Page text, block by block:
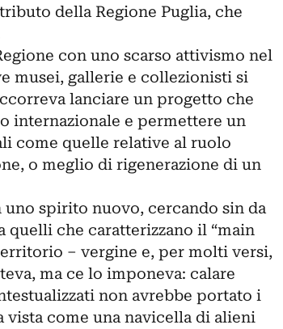
della Regione Puglia, che
con uno scarso attivismo nel
musei, gallerie e collezionisti si
lanciare un progetto che
internazionale e permettere un
come quelle relative al ruolo
o meglio di rigenerazione di un
spirito nuovo, cercando sin da
che caratterizzano il “main
– vergine e, per molti versi,
ma ce lo imponeva: calare
non avrebbe portato i
vista come una navicella di alieni